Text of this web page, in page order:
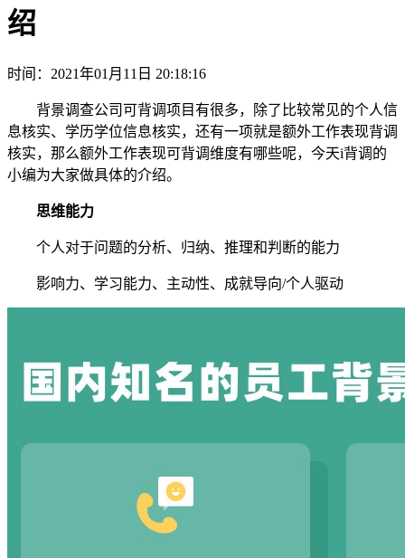
绍
时间：2021年01月11日 20:18:16
背景调查公司可背调项目有很多，除了比较常见的个人信
息核实、学历学位信息核实，还有一项就是额外工作表现背调
核实，那么额外工作表现可背调维度有哪些呢，今天i背调的
小编为大家做具体的介绍。
思维能力
个人对于问题的分析、归纳、推理和判断的能力
影响力、学习能力、主动性、成就导向/个人驱动